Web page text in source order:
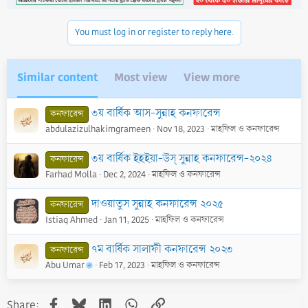
You must log in or register to reply here.
Similar content Most view View more
কনফারেন্স ৩য় বার্ষিক আস-সুন্নাহ কনফারেন্স
abdulazizulhakimgrameen Nov 18, 2023 মাহফিল ও কনফারেন্স
কনফারেন্স ৩য় বার্ষিক ইহইয়া-উস্ সুন্নাহ কনফারেন্স-২০২৪
Farhad Molla Dec 2, 2024 মাহফিল ও কনফারেন্স
কনফারেন্স দাওয়াতুস সুন্নাহ কনফারেন্স ২০২৫
Istiaq Ahmed Jan 11, 2025 মাহফিল ও কনফারেন্স
কনফারেন্স ৭ম বার্ষিক সালাফী কনফারেন্স ২০২৩
Abu Umar Feb 17, 2023 মাহফিল ও কনফারেন্স
Share: Facebook
BlueskyLinkedInWhatsApp
Link